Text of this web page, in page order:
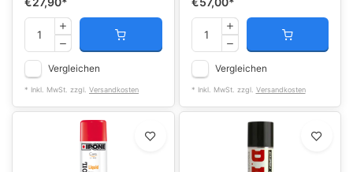
Vergleichen
* Inkl. MwSt. zzgl. Versandkosten
Vergleichen
* Inkl. MwSt. zzgl. Versandkosten